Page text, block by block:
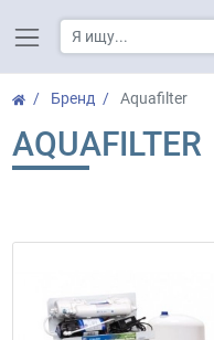
Бренд Aquafilter
AQUAFILTER